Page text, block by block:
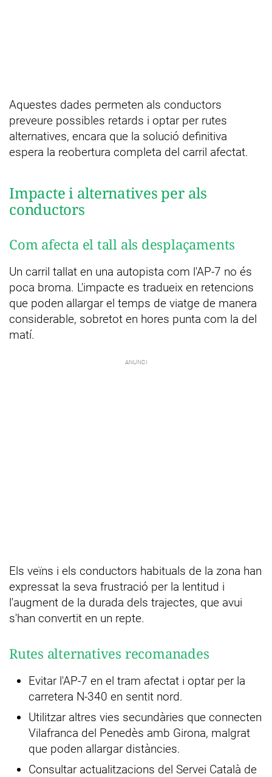
Aquestes dades permeten als conductors
preveure possibles retards i optar per rutes
alternatives, encara que la solució definitiva
espera la reobertura completa del carril afectat.
Impacte i alternatives per als
conductors
Com afecta el tall als desplaçaments
Un carril tallat en una autopista com l'AP-7 no és
poca broma. L'impacte es tradueix en retencions
que poden allargar el temps de viatge de manera
considerable, sobretot en hores punta com la del
matí.
Els veïns i els conductors habituals de la zona han
expressat la seva frustració per la lentitud i
l'augment de la durada dels trajectes, que avui
s'han convertit en un repte.
Rutes alternatives recomanades
Evitar l'AP-7 en el tram afectat i optar per la
carretera N-340 en sentit nord.
Utilitzar altres vies secundàries que connecten
Vilafranca del Penedès amb Girona, malgrat
que poden allargar distàncies.
Consultar actualitzacions del Servei Català de